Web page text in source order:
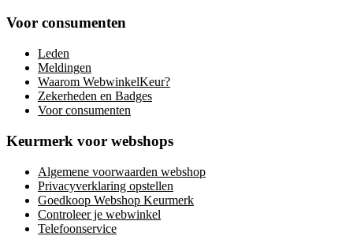
Voor consumenten
Leden
Meldingen
Waarom WebwinkelKeur?
Zekerheden en Badges
Voor consumenten
Keurmerk voor webshops
Algemene voorwaarden webshop
Privacyverklaring opstellen
Goedkoop Webshop Keurmerk
Controleer je webwinkel
Telefoonservice